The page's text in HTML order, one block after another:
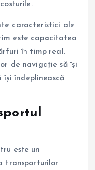
caracteristici ale
este capacitatea
în timp real.
de navigație să își
își îndeplinească
este un
transporturilor